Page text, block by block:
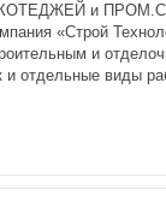
и
«Строй
и
и отдельные виды